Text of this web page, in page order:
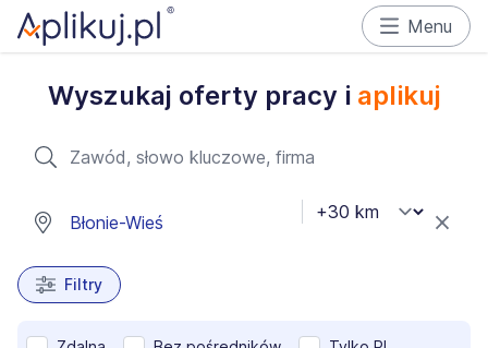
Menu
Wyszukaj oferty pracy i aplikuj
Filtry